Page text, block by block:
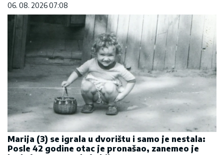
06. 08. 2026 07:08
Marija (3) se igrala u dvorištu i samo je nestala:
Posle 42 godine otac je pronašao, zanemeo je